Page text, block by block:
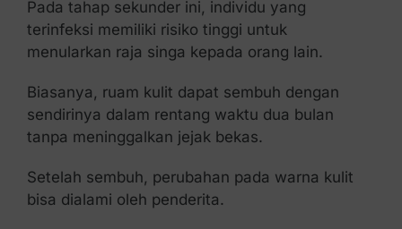
Pada tahap sekunder ini, individu yang
terinfeksi memiliki risiko tinggi untuk
menularkan raja singa kepada orang lain.
Biasanya, ruam kulit dapat sembuh dengan
sendirinya dalam rentang waktu dua bulan
tanpa meninggalkan jejak bekas.
Setelah sembuh, perubahan pada warna kulit
bisa dialami oleh penderita.